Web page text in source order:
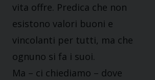
vita offre. Predica che non
esistono valori buoni e
vincolanti per tutti, ma che
ognuno si fa i suoi.
Ma – ci chiediamo – dove